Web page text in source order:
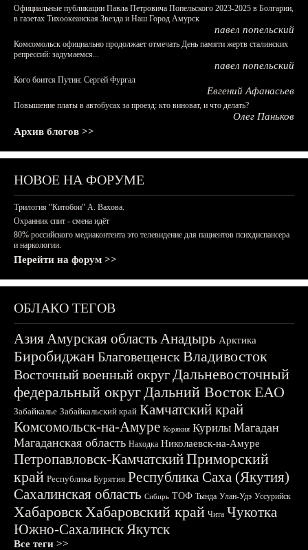
Официальные публикации Павла Петровича Попельского 2023-2025 в Болгарии,
в газетах Тихоокеанская Звезда и Наш Город Амурск
павел попельский
Комсомольск официально продолжает отмечать День памяти жертв сталинских
репрессий: задумаемся...
павел попельский
Кого боится Путин: Сергей Фургал
Евгений Афанасьев
Повышение платы в автобусах за проезд: кто виноват, и что делать?
Олег Паньков
Архив блогов >>
НОВОЕ НА ФОРУМЕ
Трилогия "Китобои" А. Вахова.
Охранник спит - смена идёт
80% российского медиаконтента это телевидение для пациентов психдиспансера
и наркологии.
Перейти на форум >>
ОБЛАКО ТЕГОВ
АзияАмурская область Анадырь Арктика
БиробиджанБлаговещенскВладивосток
Восточный военный округДальневосточный
федеральный округДальний ВостокЕАО
Забайкалье Забайкальский край Камчатский край
Комсомольск-на-Амуре Корякия Курилы Магадан
Магаданская область Находка Николаевск-на-Амуре
Петропавловск-КамчатскийПриморский
край Республика Бурятия Республика Саха (Якутия)
Сахалинская область Сибирь ТОФ Тында Улан-Удэ Уссурийск
ХабаровскХабаровский край Чита Чукотка
Южно-СахалинскЯкутск
Все теги >>